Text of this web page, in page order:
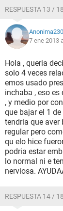
RESPUESTA 13 / 18
Anonima230
7 ene 2013
Hola , queria
solo 4 veces
emos usado
inchaba , eso
, y medio por
que bajar el 1 de
tendria que aver
regular pero
qu elo hice
podria estar
lo normal ni e
nerviosa.
RESPUESTA 14 / 18